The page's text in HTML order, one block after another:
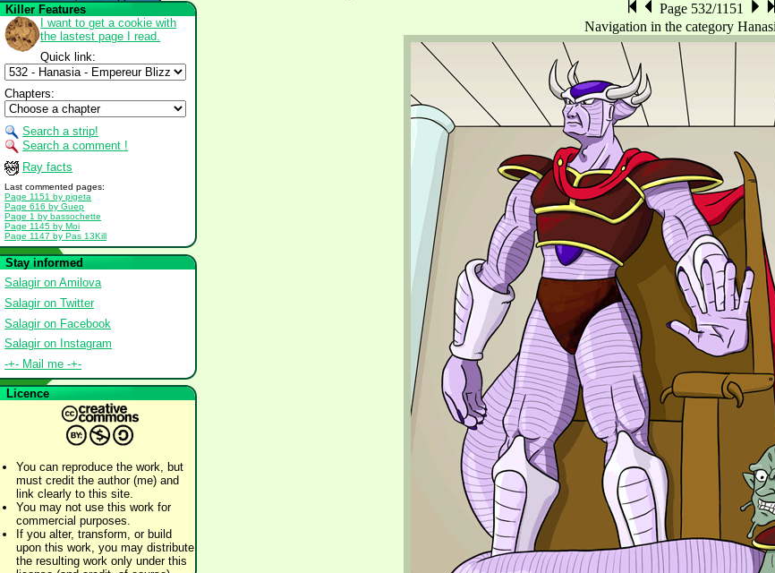
Page 532/1151
Navigation in the category
Killer Features
I want to get a cookie with
the lastest page I read.
Quick link:
Chapters:
Search a strip!
Search a comment !
Ray facts
Last commented pages:
Page 1151 by pigeta
Page 616 by Guep
Page 1 by bassochette
Page 1145 by Moi
Page 1147 by Pas 13Kill
Stay informed
Salagir on Amilova
Salagir on Twitter
Salagir on Facebook
Salagir on Instagram
-+- Mail me -+-
Licence
You can reproduce the work, but
must credit the author (me) and
link clearly to this site.
You may not use this work for
commercial purposes.
If you alter, transform, or build
upon this work, you may distribute
the resulting work only under this